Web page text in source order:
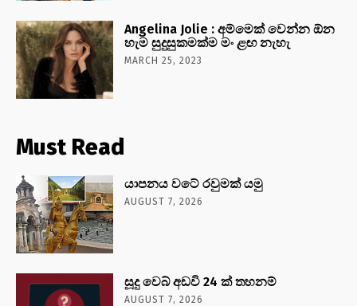
Angelina Jolie : අම්මෙක් වෙන්න ඕන
හැම සුදුසුකමක්ම මං ළඟ නැහැ
MARCH 25, 2023
Must Read
යාපනය වටේ රවුමක් යමු
AUGUST 7, 2026
සූදු වෙබ් අඩවි 24 ක් තහනම්
AUGUST 7, 2026